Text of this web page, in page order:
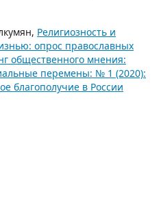
Религиозность и
опрос православных
общественного мнения:
перемены: № 1 (2020):
благополучие в России